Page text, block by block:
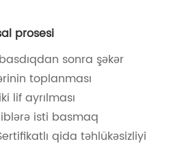
prosesi
sonra şəkər
toplanması
lif ayrılması
isti basmaq
qida təhlükəsizliyi